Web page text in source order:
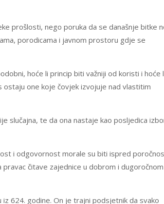
prošlosti, nego poruka da se današnje bitke
porodicama i javnom prostoru gdje se
hoće li princip biti važniji od koristi i hoće
one koje čovjek izvojuje nad vlastitim
slučajna, te da ona nastaje kao posljedica
i odgovornost morale su biti ispred
čitave zajednice u dobrom i dugoročnom
624. godine. On je trajni podsjetnik da svako